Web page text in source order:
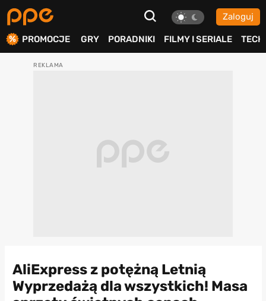
Zaloguj
PROMOCJE GRY PORADNIKI FILMY I SERIALE TECH
AliExpress z potężną Letnią
Wyprzedażą dla wszystkich! Masa